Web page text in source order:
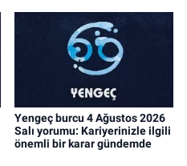
Yengeç burcu 4 Ağustos 2026
Salı yorumu: Kariyerinizle ilgili
önemli bir karar gündemde